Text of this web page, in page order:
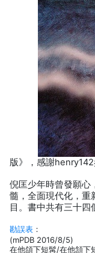
版》，感謝henry142
倪匡少年時曾發願心
髓，全面現代化，重
目。書中共有三十四
勘誤表 ：
(mPDB 2016/8/5)
在他頜下短髯/在他頷下